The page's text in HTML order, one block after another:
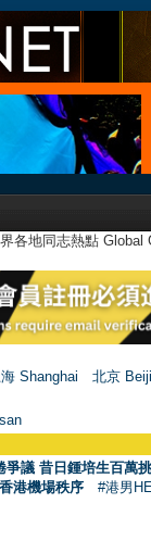
各地同志熱點
海 Shanghai
北京
議 昔日鍾培生百萬
港機場秩序 #港男